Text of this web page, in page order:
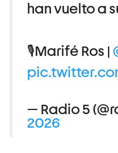
han vuelto a
🎙️Marifé Ros |
— Radio 5
2026